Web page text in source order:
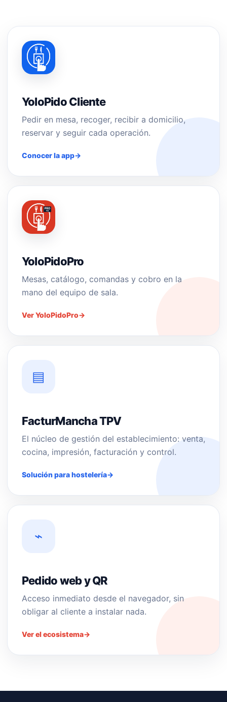
YoloPido Cliente
Pedir en mesa, recoger, recibir a domicilio,
reservar y seguir cada operación.
Conocer la app→
YoloPidoPro
Mesas, catálogo, comandas y cobro en la
mano del equipo de sala.
Ver YoloPidoPro→
▤
FacturMancha TPV
El núcleo de gestión del establecimiento: venta,
cocina, impresión, facturación y control.
Solución para hostelería→
⌁
Pedido web y QR
Acceso inmediato desde el navegador, sin
obligar al cliente a instalar nada.
Ver el ecosistema→